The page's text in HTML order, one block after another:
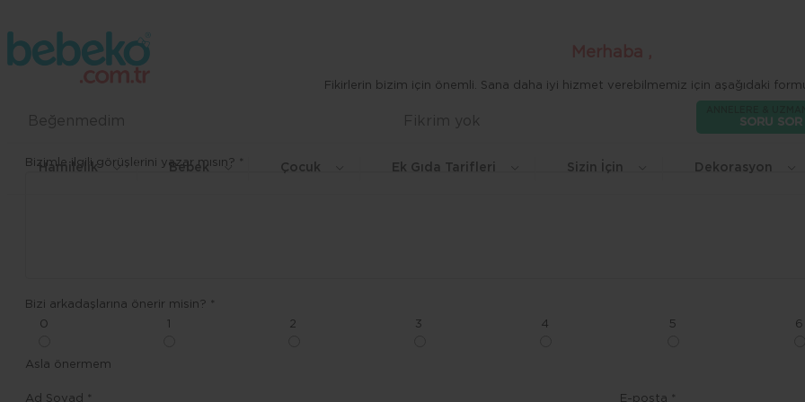
SORU SOR
Hamilelik Bebek Çocuk Ek Gıda Tarifleri Sizin İçin Dekorasyon
Fikirlerin bizim için önemli. Sana daha iyi hizmet verebilmemiz için aşağıdaki
Beğenmedim Fikrim yok
Bizimle ilgili görüşlerini yazar mısın? *
Bizi arkadaşlarına önerir misin? *
0
2 3 4 5 6
Asla önermem
Ad Soyad * E-posta *